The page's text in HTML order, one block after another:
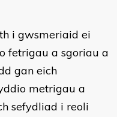
i gwsmeriaid ei
fetrigau a sgoriau a
gan eich
metrigau a
sefydliad i reoli